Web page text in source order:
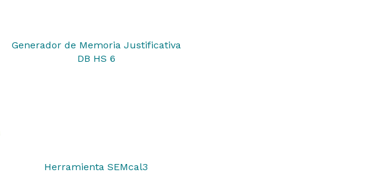
Generador de Memoria Justificativa
DB HS 6
Herramienta SEMcal3